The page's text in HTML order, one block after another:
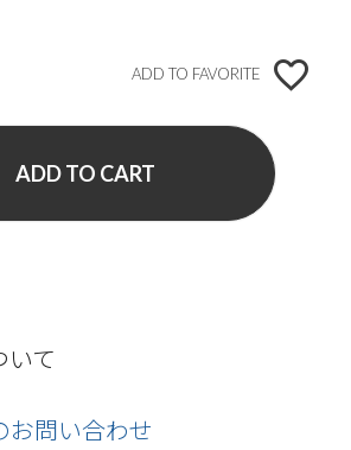
ADD TO FAVORITE
ADD TO CART
いて
お問い合わせ